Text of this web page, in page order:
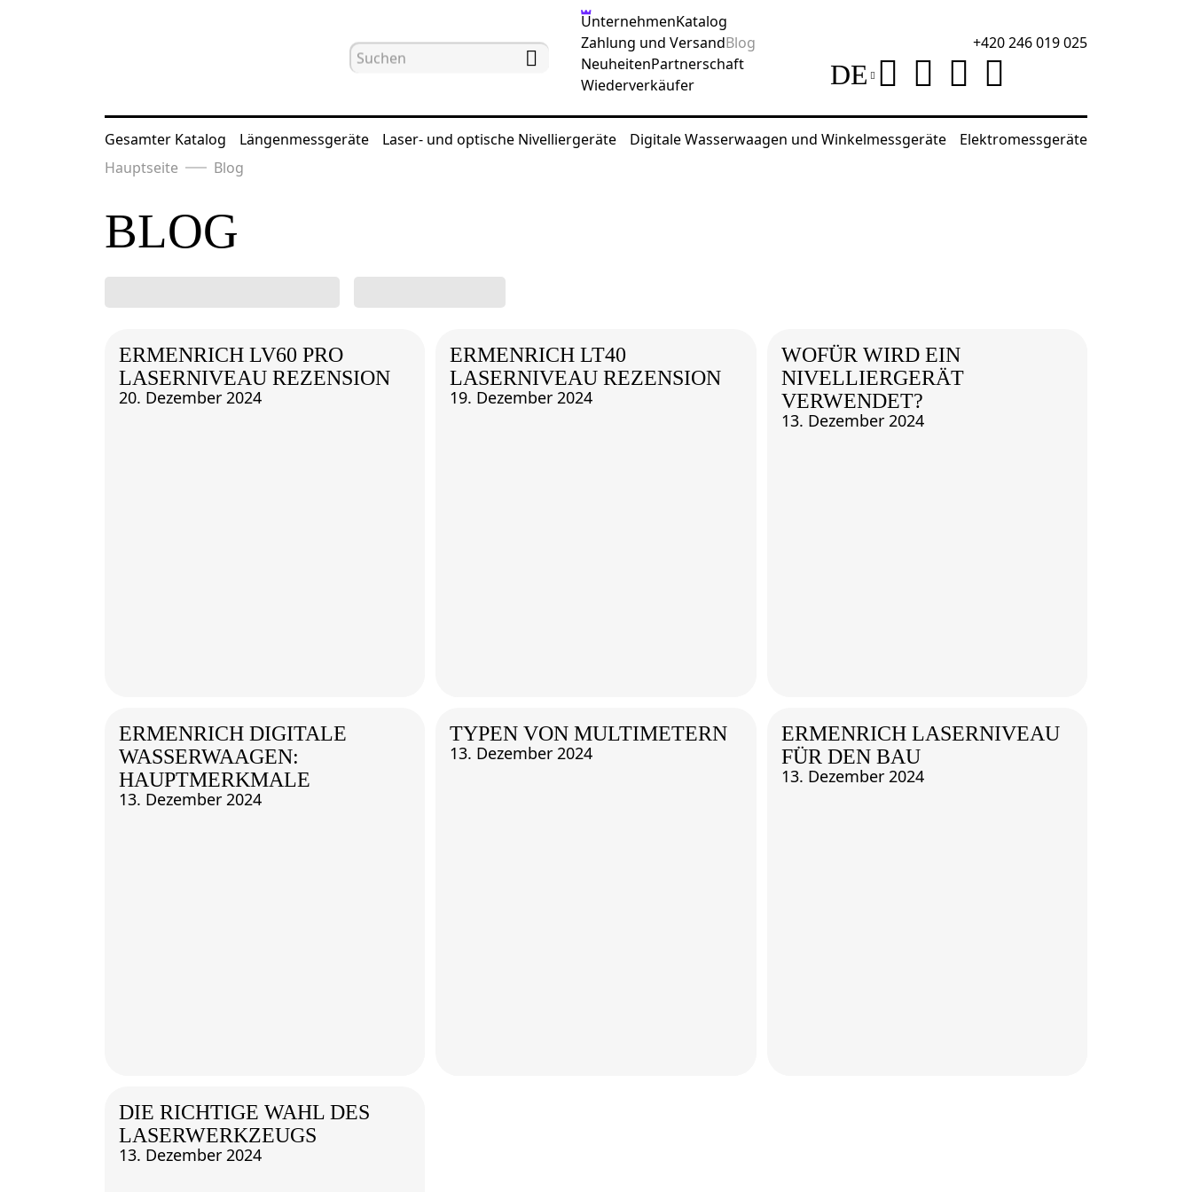
UnternehmenKatalog
Zahlung und VersandBlog
NeuheitenPartnerschaft
Wiederverkäufer
+420 246 019 025
DE
Gesamter Katalog Längenmessgeräte Laser- und optische Nivelliergeräte Digitale Wasserwaagen und Winkelmessgeräte
Elektromessgeräte
Hauptseite
Blog
BLOG